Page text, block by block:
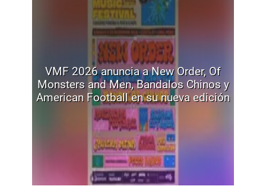
VMF 2026 anuncia a New Order, Of
Monsters and Men, Bandalos Chinos y
American Football en su nueva edición